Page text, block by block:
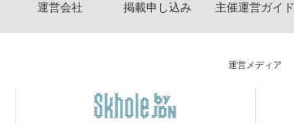
運営会社 掲載申し込み 主催運営ガイド
運営メディア